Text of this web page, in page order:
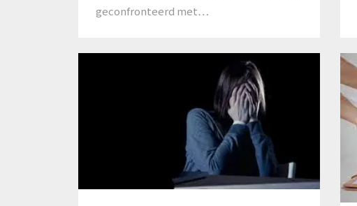
geconfronteerd met…